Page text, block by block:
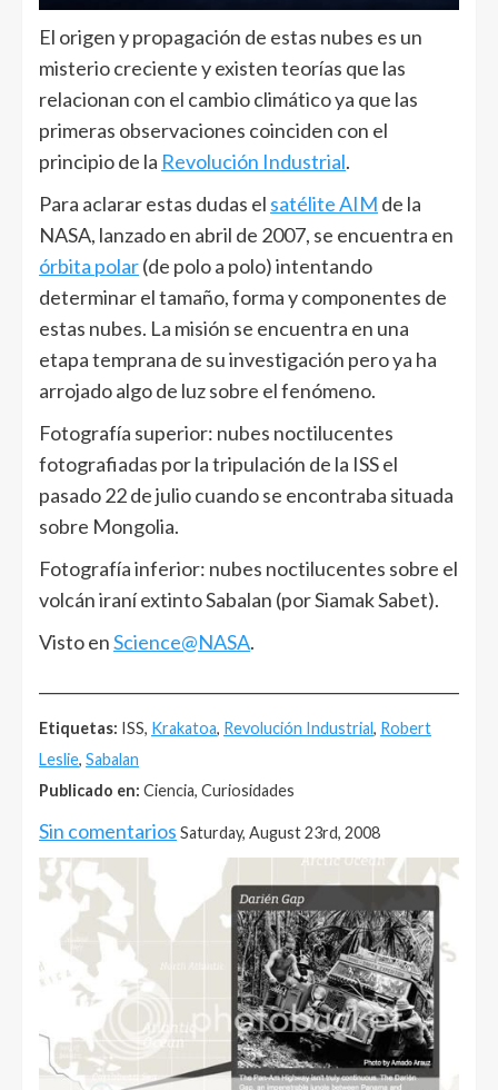
El origen y propagación de estas nubes es un
misterio creciente y existen teorías que las
relacionan con el cambio climático ya que las
primeras observaciones coinciden con el
principio de la Revolución Industrial.
Para aclarar estas dudas el satélite AIM de la
NASA, lanzado en abril de 2007, se encuentra en
órbita polar(de polo a polo) intentando
determinar el tamaño, forma y componentes de
estas nubes. La misión se encuentra en una
etapa temprana de su investigación pero ya ha
arrojado algo de luz sobre el fenómeno.
Fotografía superior: nubes noctilucentes
fotografiadas por la tripulación de la ISS el
pasado 22 de julio cuando se encontraba situada
sobre Mongolia.
Fotografía inferior: nubes noctilucentes sobre el
volcán iraní extinto Sabalan (por Siamak Sabet).
Visto enScience@NASA.
Etiquetas: ISS, Krakatoa, Revolución Industrial, Robert
Leslie, Sabalan
Publicado en: Ciencia, Curiosidades
Sin comentarios Saturday, August 23rd, 2008